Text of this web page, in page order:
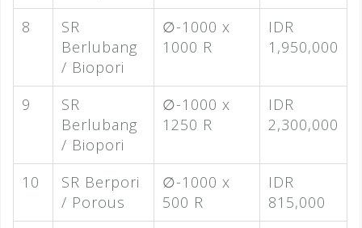
8
SR
Berlubang
/ Biopori
∅-1000 x
1000 R
IDR
1,950,000
9
SR
Berlubang
/ Biopori
∅-1000 x
1250 R
IDR
2,300,000
10
SR Berpori
/ Porous
∅-1000 x
500 R
IDR
815,000